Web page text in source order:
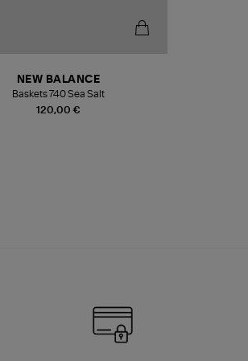
120,00 €
NEW BALANCE
Baskets 740 Sea Salt